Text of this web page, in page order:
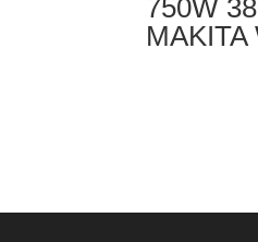
750W
MAKITA